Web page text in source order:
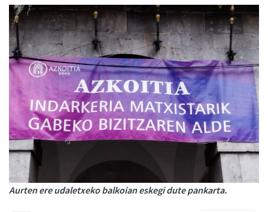
Aurten ere udaletxeko balkoian eskegi dute pankarta.